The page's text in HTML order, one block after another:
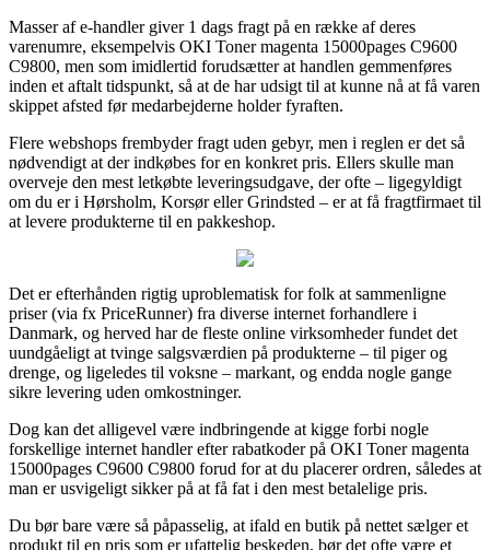
Masser af e-handler giver 1 dags fragt på en række af deres
varenumre, eksempelvis OKI Toner magenta 15000pages C9600
C9800, men som imidlertid forudsætter at handlen gemmenføres
inden et aftalt tidspunkt, så at de har udsigt til at kunne nå at få varen
skippet afsted før medarbejderne holder fyraften.
Flere webshops frembyder fragt uden gebyr, men i reglen er det så
nødvendigt at der indkøbes for en konkret pris. Ellers skulle man
overveje den mest letkøbte leveringsudgave, der ofte – ligegyldigt
om du er i Hørsholm, Korsør eller Grindsted – er at få fragtfirmaet til
at levere produkterne til en pakkeshop.
Det er efterhånden rigtig uproblematisk for folk at sammenligne
priser (via fx PriceRunner) fra diverse internet forhandlere i
Danmark, og herved har de fleste online virksomheder fundet det
uundgåeligt at tvinge salgsværdien på produkterne – til piger og
drenge, og ligeledes til voksne – markant, og endda nogle gange
sikre levering uden omkostninger.
Dog kan det alligevel være indbringende at kigge forbi nogle
forskellige internet handler efter rabatkoder på OKI Toner magenta
15000pages C9600 C9800 forud for at du placerer ordren, således at
man er usvigeligt sikker på at få fat i den mest betalelige pris.
Du bør bare være så påpasselig, at ifald en butik på nettet sælger et
produkt til en pris som er ufattelig beskeden, bør det ofte være et